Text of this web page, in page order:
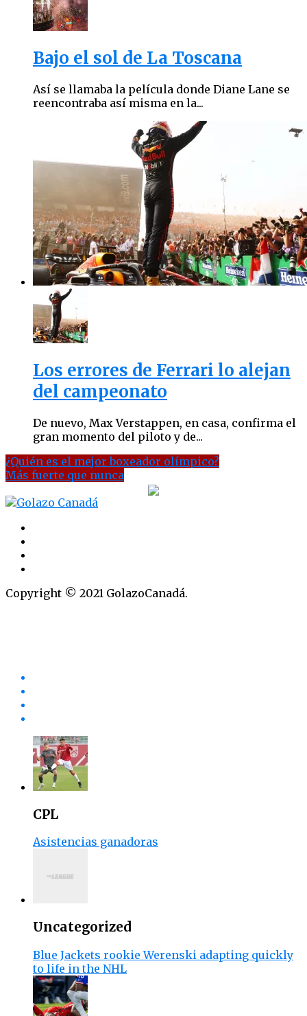
Bajo el sol de La Toscana
Así se llamaba la película donde Diane Lane se
reencontraba así misma en la...
Los errores de Ferrari lo alejan
del campeonato
De nuevo, Max Verstappen, en casa, confirma el
gran momento del piloto y de...
¿Quién es el mejor boxeador olímpico?
Más fuerte que nunca
Copyright © 2021 GolazoCanadá.
CPL
Asistencias ganadoras
Uncategorized
Blue Jackets rookie Werenski adapting quickly
to life in the NHL